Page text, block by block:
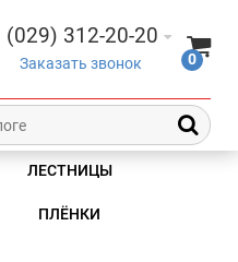
(029) 312-20-20
Заказать звонок 0
ЛЕСТНИЦЫ
ПЛЁНКИ